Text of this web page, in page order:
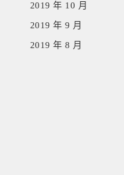
2019 年 10 月
2019 年 9 月
2019 年 8 月